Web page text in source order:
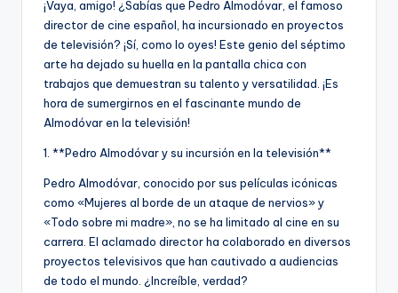
¡Vaya, amigo! ¿Sabías que Pedro Almodóvar, el famoso
director de cine español, ha incursionado en proyectos
de televisión? ¡Sí, como lo oyes! Este genio del séptimo
arte ha dejado su huella en la pantalla chica con
trabajos que demuestran su talento y versatilidad. ¡Es
hora de sumergirnos en el fascinante mundo de
Almodóvar en la televisión!
1. **Pedro Almodóvar y su incursión en la televisión**
Pedro Almodóvar, conocido por sus películas icónicas
como «Mujeres al borde de un ataque de nervios» y
«Todo sobre mi madre», no se ha limitado al cine en su
carrera. El aclamado director ha colaborado en diversos
proyectos televisivos que han cautivado a audiencias
de todo el mundo. ¿Increíble, verdad?